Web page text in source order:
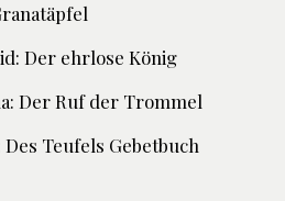
Der ehrlose König
Der Ruf der Trommel
Teufels Gebetbuch